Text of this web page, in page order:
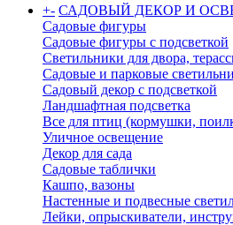
+- САДОВЫЙ ДЕКОР И
Садовые фигуры
Садовые фигуры с подсветкой
Светильники для двора,
Садовые и парковые
Садовый декор с подсветкой
Ландшафтная подсветка
Все для птиц (кормушки,
Уличное освещение
Декор для сада
Садовые таблички
Кашпо, вазоны
Настенные и подвесные
Лейки, опрыскиватели,